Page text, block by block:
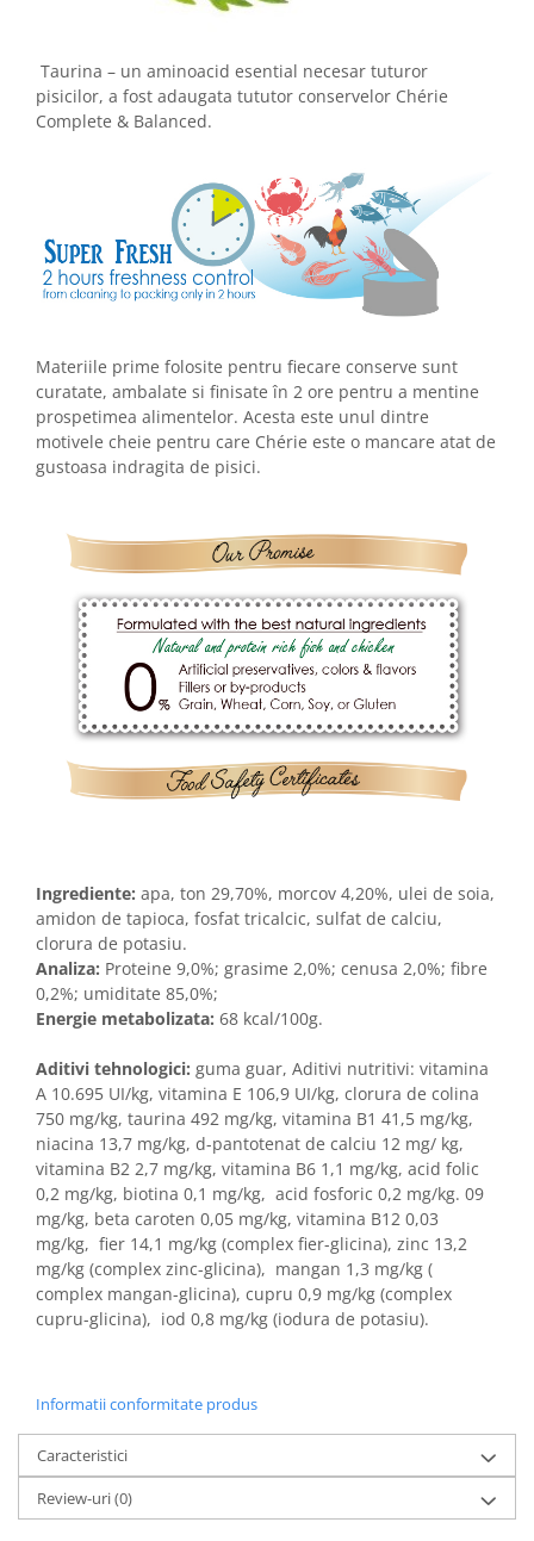
Taurina – un aminoacid esential necesar tuturor
pisicilor, a fost adaugata tututor conservelor Chérie
Complete & Balanced.
Materiile prime folosite pentru fiecare conserve sunt
curatate, ambalate si finisate în 2 ore pentru a mentine
prospetimea alimentelor. Acesta este unul dintre
motivele cheie pentru care Chérie este o mancare atat de
gustoasa indragita de pisici.
Ingrediente: apa, ton 29,70%, morcov 4,20%, ulei de soia,
amidon de tapioca, fosfat tricalcic, sulfat de calciu,
clorura de potasiu.
Analiza: Proteine 9,0%; grasime 2,0%; cenusa 2,0%; fibre
0,2%; umiditate 85,0%;
Energie metabolizata: 68 kcal/100g.
Aditivi tehnologici: guma guar, Aditivi nutritivi: vitamina
A 10.695 UI/kg, vitamina E 106,9 UI/kg, clorura de colina
750 mg/kg, taurina 492 mg/kg, vitamina B1 41,5 mg/kg,
niacina 13,7 mg/kg, d-pantotenat de calciu 12 mg/ kg,
vitamina B2 2,7 mg/kg, vitamina B6 1,1 mg/kg, acid folic
0,2 mg/kg, biotina 0,1 mg/kg, acid fosforic 0,2 mg/kg. 09
mg/kg, beta caroten 0,05 mg/kg, vitamina B12 0,03
mg/kg, fier 14,1 mg/kg (complex fier-glicina), zinc 13,2
mg/kg (complex zinc-glicina), mangan 1,3 mg/kg (
complex mangan-glicina), cupru 0,9 mg/kg (complex
cupru-glicina), iod 0,8 mg/kg (iodura de potasiu).
Informatii conformitate produs
Caracteristici
Review-uri(0)